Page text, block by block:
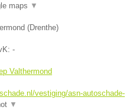
maps ▼
(Drenthe)
-
Valthermond
vestiging/asn-autoschade-
▼